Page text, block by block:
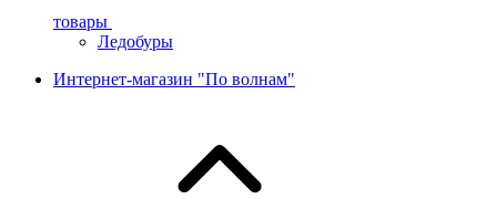
товары
Ледобуры
Интернет-магазин "По волнам"